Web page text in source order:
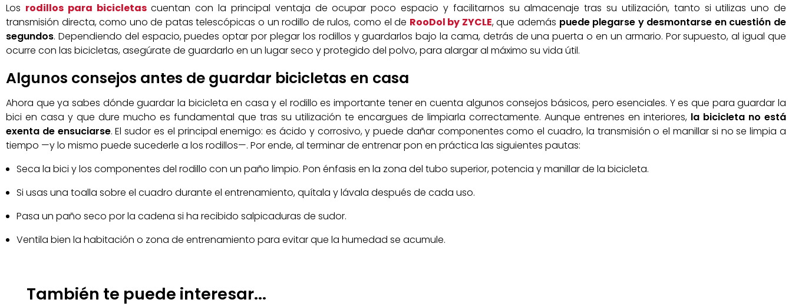
Los rodillos para bicicletascuentan con la principal ventaja de ocupar poco espacio y facilitarnos su almacenaje tras su utilización, tanto si utilizas uno de
transmisión directa, como uno de patas telescópicas o un rodillo de rulos, como el de RooDol by ZYCLE, que además puede plegarse y desmontarse en cuestión de
segundos. Dependiendo del espacio, puedes optar por plegar los rodillos y guardarlos bajo la cama, detrás de una puerta o en un armario. Por supuesto, al igual que
ocurre con las bicicletas, asegúrate de guardarlo en un lugar seco y protegido del polvo, para alargar al máximo su vida útil.
Algunos consejos antes de guardar bicicletas en casa
Ahora que ya sabes dónde guardar la bicicleta en casa y el rodillo es importante tener en cuenta algunos consejos básicos, pero esenciales. Y es que para guardar la
bici en casa y que dure mucho es fundamental que tras su utilización te encargues de limpiarla correctamente. Aunque entrenes en interiores, la bicicleta no está
exenta de ensuciarse. El sudor es el principal enemigo: es ácido y corrosivo, y puede dañar componentes como el cuadro, la transmisión o el manillar si no se limpia a
tiempo —y lo mismo puede sucederle a los rodillos—. Por ende, al terminar de entrenar pon en práctica las siguientes pautas:
Seca la bici y los componentes del rodillo con un paño limpio. Pon énfasis en la zona del tubo superior, potencia y manillar de la bicicleta.
Si usas una toalla sobre el cuadro durante el entrenamiento, quítala y lávala después de cada uso.
Pasa un paño seco por la cadena si ha recibido salpicaduras de sudor.
Ventila bien la habitación o zona de entrenamiento para evitar que la humedad se acumule.
También te puede interesar...